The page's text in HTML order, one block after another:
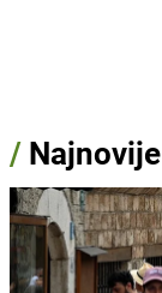
/ Najnovije